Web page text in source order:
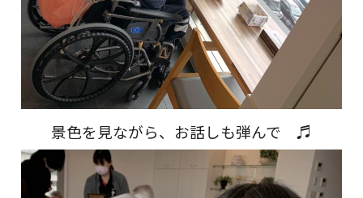
景色を見ながら、お話しも弾んで ♬